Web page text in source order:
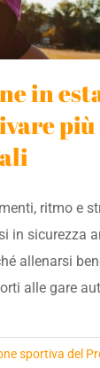
in
ritmo e
in sicurezza
allenarsi
alle gare
sportiva del